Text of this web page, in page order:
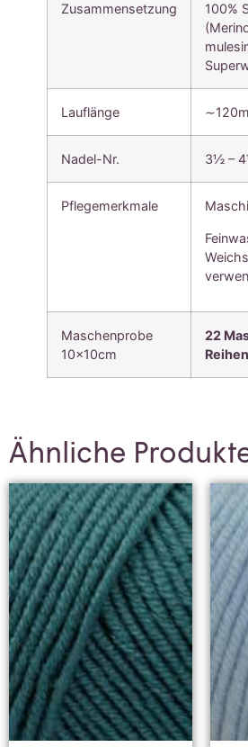
Zusammensetzung
100%
Lauflänge
Nadel-Nr. 3½ –
Pflegemerkmale
Maschenprobe
10x10cm
22
Reihen
Ähnliche